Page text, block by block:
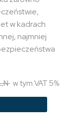
w kadrach
najmniej
w tym VAT 5%